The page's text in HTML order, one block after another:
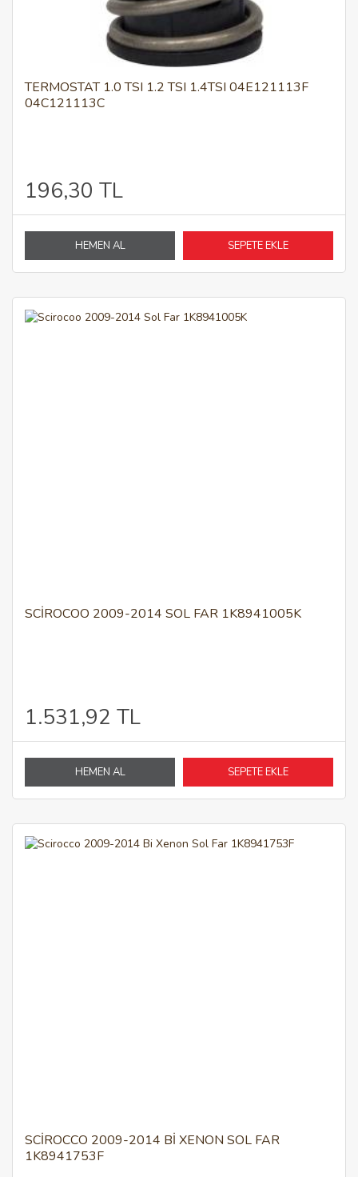
TERMOSTAT 1.0 TSI 1.2 TSI 1.4TSI 04E121113F
04C121113C
196,30 TL
HEMEN AL SEPETE EKLE
SCIROCOO 2009-2014 SOL FAR 1K8941005K
1.531,92 TL
HEMEN AL SEPETE EKLE
SCIROCCO 2009-2014 BI XENON SOL FAR
1K8941753F